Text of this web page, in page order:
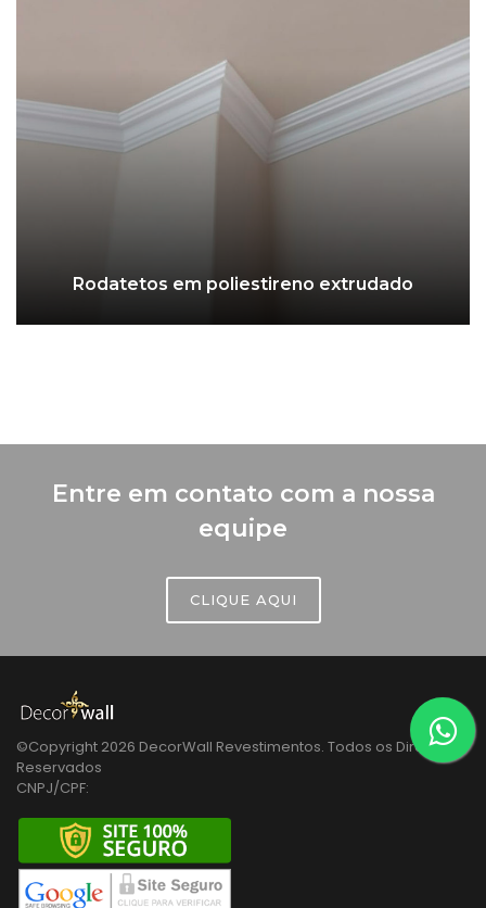
Rodatetos em poliestireno extrudado
Entre em contato com a nossa
equipe
CLIQUE AQUI
©Copyright 2026 DecorWall Revestimentos. Todos os Direitos
Reservados
CNPJ/CPF: